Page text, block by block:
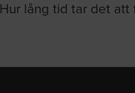
Hur lång tid tar det att